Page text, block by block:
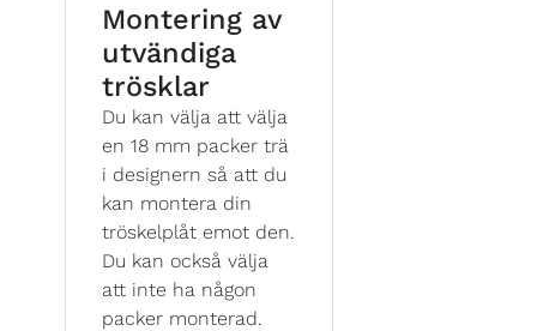
Montering av
utvändiga
trösklar
Du kan välja att välja
en 18 mm packer trä
i designern så att du
kan montera din
tröskelplåt emot den.
Du kan också välja
att inte ha någon
packer monterad.